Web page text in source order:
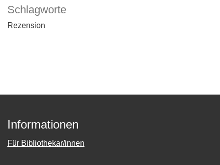
Schlagworte
Rezension
Informationen
Für Bibliothekar/innen